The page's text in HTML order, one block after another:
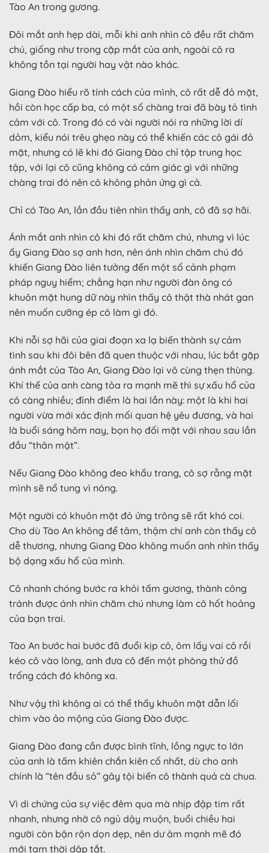
Tào An trong gương.
Đôi mắt anh hẹp dài, mỗi khi anh nhìn cô đều rất chăm
chú, giống như trong cặp mắt của anh, ngoài cô ra
không tồn tại người hay vật nào khác.
Giang Đào hiểu rõ tính cách của mình, cô rất dễ đỏ mặt,
hồi còn học cấp ba, có một số chàng trai đã bày tỏ tình
cảm với cô. Trong đó có vài người nói ra những lời dí
dỏm, kiểu nói trêu ghẹo này có thể khiến các cô gái đỏ
mặt, nhưng có lẽ khi đó Giang Đào chỉ tập trung học
tập, với lại cô cũng không có cảm giác gì với những
chàng trai đó nên cô không phản ứng gì cả.
Chỉ có Tào An, lần đầu tiên nhìn thấy anh, cô đã sợ hãi.
Ánh mắt anh nhìn cô khi đó rất chăm chú, nhưng vì lúc
ấy Giang Đào sợ anh hơn, nên ánh nhìn chăm chú đó
khiến Giang Đào liên tưởng đến một số cảnh phạm
pháp nguy hiểm; chẳng hạn như người đàn ông có
khuôn mặt hung dữ này nhìn thấy cô thật thà nhát gan
nên muốn cưỡng ép cô làm gì đó.
Khi nỗi sợ hãi của giai đoạn xa lạ biến thành sự cảm
tình sau khi đôi bên đã quen thuộc với nhau, lúc bắt gặp
ánh mắt của Tào An, Giang Đào lại vô cùng thẹn thùng.
Khí thế của anh càng tỏa ra mạnh mẽ thì sự xấu hổ của
cô càng nhiều; đỉnh điểm là hai lần này: một là khi hai
người vừa mới xác định mối quan hệ yêu đương, và hai
là buổi sáng hôm nay, bọn họ đối mặt với nhau sau lần
đầu “thân mật”.
Nếu Giang Đào không đeo khẩu trang, cô sợ rằng mặt
mình sẽ nổ tung vì nóng.
Một người có khuôn mặt đỏ ửng trông sẽ rất khó coi.
Cho dù Tào An không để tâm, thậm chí anh còn thấy cô
dễ thương, nhưng Giang Đào không muốn anh nhìn thấy
bộ dạng xấu hổ của mình.
Cô nhanh chóng bước ra khỏi tấm gương, thành công
tránh được ánh nhìn chăm chú nhưng làm cô hốt hoảng
của bạn trai.
Tào An bước hai bước đã đuổi kịp cô, ôm lấy vai cô rồi
kéo cô vào lòng, anh đưa cô đến một phòng thử đồ
trống cách đó không xa.
Như vậy thì không ai có thể thấy khuôn mặt dẫn lối
chìm vào ảo mộng của Giang Đào được.
Giang Đào đang cần được bình tĩnh, lồng ngực to lớn
của anh là tấm khiên chắn kiên cố nhất, dù cho anh
chính là “tên đầu sỏ” gây tội biến cô thành quả cà chua.
Vì di chứng của sự việc đêm qua mà nhịp đập tim rất
nhanh, nhưng nhờ cô ngủ dậy muộn, buổi chiều hai
người còn bận rộn dọn dẹp, nên dư âm mạnh mẽ đó
mới tạm thời dập tắt.